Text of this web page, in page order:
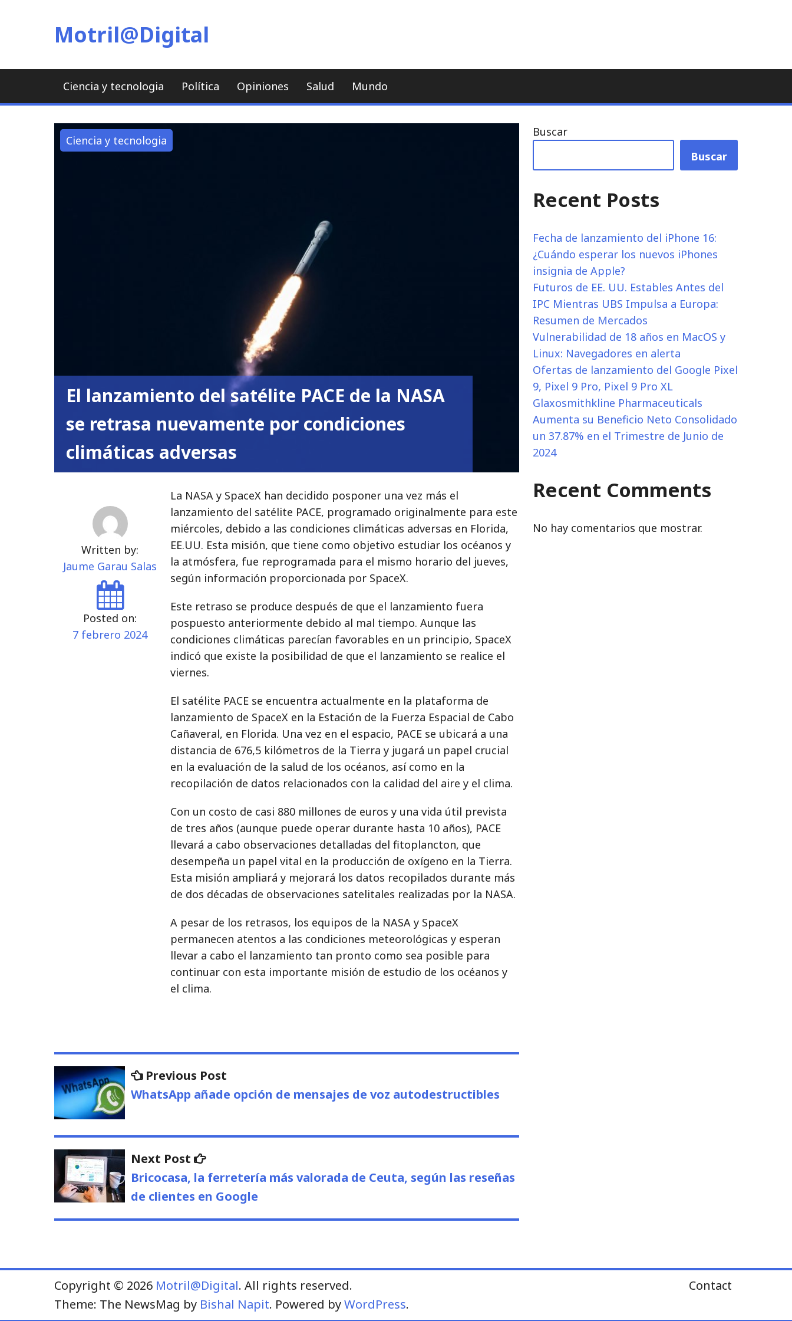
Motril@Digital
Ciencia y tecnologia Política Opiniones Salud Mundo
Ciencia y tecnologia
El lanzamiento del satélite PACE de la NASA
se retrasa nuevamente por condiciones
climáticas adversas
Written by:
Jaume Garau Salas
Posted on:
7 febrero 2024
La NASA y SpaceX han decidido posponer una vez más el
lanzamiento del satélite PACE, programado originalmente para este
miércoles, debido a las condiciones climáticas adversas en Florida,
EE.UU. Esta misión, que tiene como objetivo estudiar los océanos y
la atmósfera, fue reprogramada para el mismo horario del jueves,
según información proporcionada por SpaceX.
Este retraso se produce después de que el lanzamiento fuera
pospuesto anteriormente debido al mal tiempo. Aunque las
condiciones climáticas parecían favorables en un principio, SpaceX
indicó que existe la posibilidad de que el lanzamiento se realice el
viernes.
El satélite PACE se encuentra actualmente en la plataforma de
lanzamiento de SpaceX en la Estación de la Fuerza Espacial de Cabo
Cañaveral, en Florida. Una vez en el espacio, PACE se ubicará a una
distancia de 676,5 kilómetros de la Tierra y jugará un papel crucial
en la evaluación de la salud de los océanos, así como en la
recopilación de datos relacionados con la calidad del aire y el clima.
Con un costo de casi 880 millones de euros y una vida útil prevista
de tres años (aunque puede operar durante hasta 10 años), PACE
llevará a cabo observaciones detalladas del fitoplancton, que
desempeña un papel vital en la producción de oxígeno en la Tierra.
Esta misión ampliará y mejorará los datos recopilados durante más
de dos décadas de observaciones satelitales realizadas por la NASA.
A pesar de los retrasos, los equipos de la NASA y SpaceX
permanecen atentos a las condiciones meteorológicas y esperan
llevar a cabo el lanzamiento tan pronto como sea posible para
continuar con esta importante misión de estudio de los océanos y
el clima.
Navegación
de
entradas
Previous Post
post:
WhatsApp añade opción de mensajes de voz autodestructibles
Next Post
Next
post:
Bricocasa, la ferretería más valorada de Ceuta, según las reseñas
de clientes en Google
Buscar
Buscar
Recent Posts
Fecha de lanzamiento del iPhone 16:
¿Cuándo esperar los nuevos iPhones
insignia de Apple?
Futuros de EE. UU. Estables Antes del
IPC Mientras UBS Impulsa a Europa:
Resumen de Mercados
Vulnerabilidad de 18 años en MacOS y
Linux: Navegadores en alerta
Ofertas de lanzamiento del Google Pixel
9, Pixel 9 Pro, Pixel 9 Pro XL
Glaxosmithkline Pharmaceuticals
Aumenta su Beneficio Neto Consolidado
un 37.87% en el Trimestre de Junio de
2024
Recent Comments
No hay comentarios que mostrar.
Copyright © 2026 Motril@Digital. All rights reserved.
Theme: The NewsMag by Bishal Napit. Powered byWordPress.
Contact